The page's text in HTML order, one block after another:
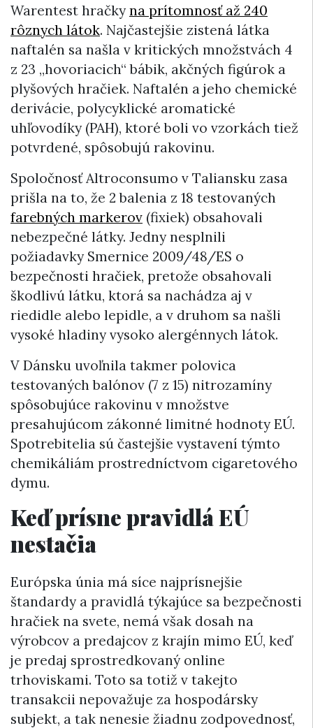
Warentest hračkyna prítomnosť až 240
rôznych látok. Najčastejšie zistená látka
naftalén sa našla v kritických množstvách 4
z 23 „hovoriacich“ bábik, akčných figúrok a
plyšových hračiek. Naftalén a jeho chemické
derivácie, polycyklické aromatické
uhľovodíky (PAH), ktoré boli vo vzorkách tiež
potvrdené, spôsobujú rakovinu.
Spoločnosť Altroconsumo v Taliansku zasa
prišla na to, že 2 balenia z 18 testovaných
farebných markerov (fixiek) obsahovali
nebezpečné látky. Jedny nesplnili
požiadavky Smernice 2009/48/ES o
bezpečnosti hračiek, pretože obsahovali
škodlivú látku, ktorá sa nachádza aj v
riedidle alebo lepidle, a v druhom sa našli
vysoké hladiny vysoko alergénnych látok.
V Dánsku uvoľnila takmer polovica
testovaných balónov (7 z 15) nitrozamíny
spôsobujúce rakovinu v množstve
presahujúcom zákonné limitné hodnoty EÚ.
Spotrebitelia sú častejšie vystavení týmto
chemikáliám prostredníctvom cigaretového
dymu.
Keď prísne pravidlá EÚ
nestačia
Európska únia má síce najprísnejšie
štandardy a pravidlá týkajúce sa bezpečnosti
hračiek na svete, nemá však dosah na
výrobcov a predajcov z krajín mimo EÚ, keď
je predaj sprostredkovaný online
trhoviskami. Toto sa totiž v takejto
transakcii nepovažuje za hospodársky
subjekt, a tak nenesie žiadnu zodpovednosť,